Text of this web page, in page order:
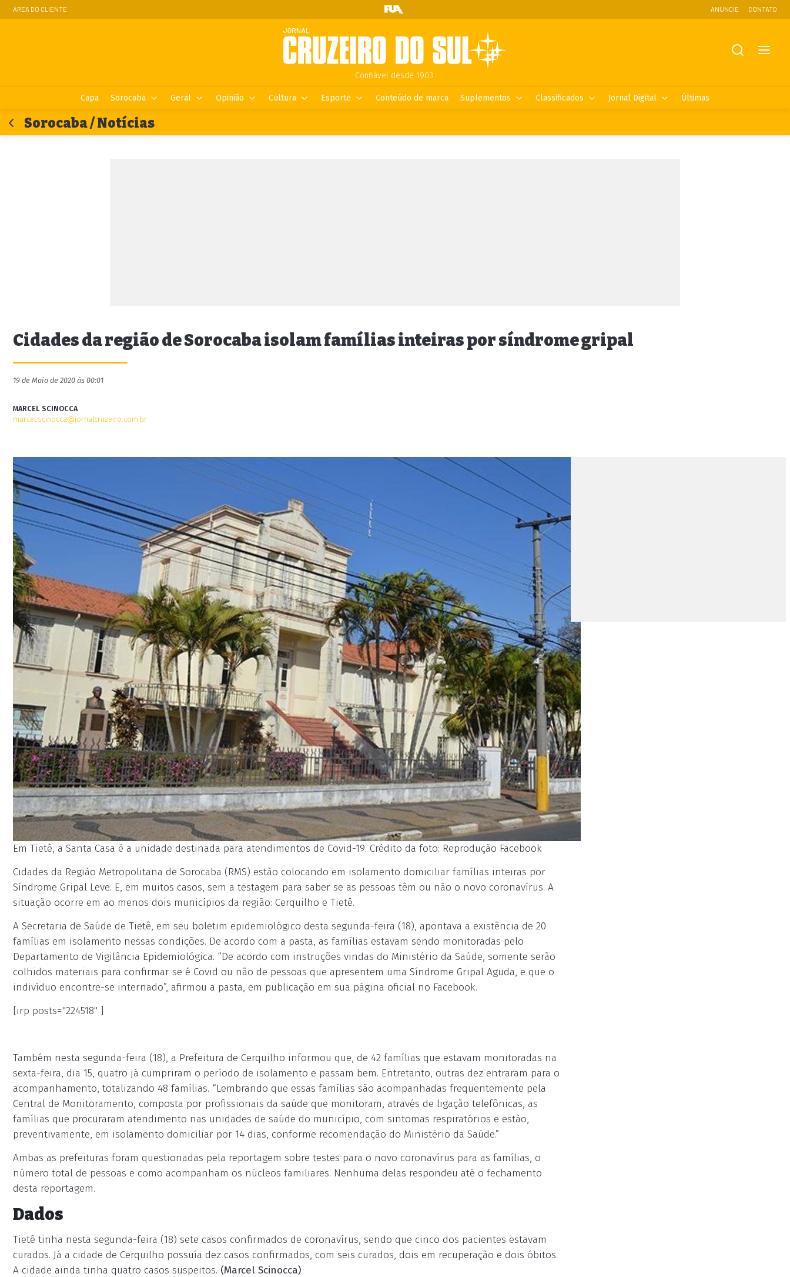
ÁREA DO CLIENTE ANUNCIE CONTATO
Confiável desde 1903.
Capa Sorocaba Geral Opinião Cultura Esporte Conteúdo de marca Suplementos Classificados Jornal Digital Últimas
Sorocaba / Notícias
Cidades da região de Sorocaba isolam famílias inteiras por síndrome gripal
19 de Maio de 2020 às 00:01
MARCEL SCINOCCA
marcel.scinocca@jornalcruzeiro.com.br
Em Tietê, a Santa Casa é a unidade destinada para atendimentos de Covid-19. Crédito da foto: Reprodução Facebook
Cidades da Região Metropolitana de Sorocaba (RMS) estão colocando em isolamento domiciliar famílias inteiras por
Síndrome Gripal Leve. E, em muitos casos, sem a testagem para saber se as pessoas têm ou não o novo coronavírus. A
situação ocorre em ao menos dois municípios da região: Cerquilho e Tietê.
A Secretaria de Saúde de Tietê, em seu boletim epidemiológico desta segunda-feira (18), apontava a existência de 20
famílias em isolamento nessas condições. De acordo com a pasta, as famílias estavam sendo monitoradas pelo
Departamento de Vigilância Epidemiológica. “De acordo com instruções vindas do Ministério da Saúde, somente serão
colhidos materiais para confirmar se é Covid ou não de pessoas que apresentem uma Síndrome Gripal Aguda, e que o
indivíduo encontre-se internado”, afirmou a pasta, em publicação em sua página oficial no Facebook.
[irp posts="224518" ]
Também nesta segunda-feira (18), a Prefeitura de Cerquilho informou que, de 42 famílias que estavam monitoradas na
sexta-feira, dia 15, quatro já cumpriram o período de isolamento e passam bem. Entretanto, outras dez entraram para o
acompanhamento, totalizando 48 famílias. “Lembrando que essas famílias são acompanhadas frequentemente pela
Central de Monitoramento, composta por profissionais da saúde que monitoram, através de ligação telefônicas, as
famílias que procuraram atendimento nas unidades de saúde do município, com sintomas respiratórios e estão,
preventivamente, em isolamento domiciliar por 14 dias, conforme recomendação do Ministério da Saúde.”
Ambas as prefeituras foram questionadas pela reportagem sobre testes para o novo coronavírus para as famílias, o
número total de pessoas e como acompanham os núcleos familiares. Nenhuma delas respondeu até o fechamento
desta reportagem.
Dados
Tietê tinha nesta segunda-feira (18) sete casos confirmados de coronavírus, sendo que cinco dos pacientes estavam
curados. Já a cidade de Cerquilho possuía dez casos confirmados, com seis curados, dois em recuperação e dois óbitos.
A cidade ainda tinha quatro casos suspeitos. (Marcel Scinocca)